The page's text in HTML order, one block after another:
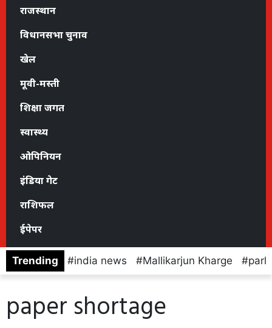
राजस्थान
विधानसभा चुनाव
खेल
मूवी-मस्ती
शिक्षा जगत
स्वास्थ्य
ओपिनियन
इंडिया गेट
राशिफल
ईपेपर
Trending india news Mallikarjun Kharge
paper shortage